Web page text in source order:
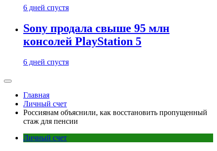
6 дней спустя
Sony продала свыше 95 млн
консолей PlayStation 5
6 дней спустя
Главная
Личный счет
Россиянам объяснили, как восстановить пропущенный
стаж для пенсии
Личный счет